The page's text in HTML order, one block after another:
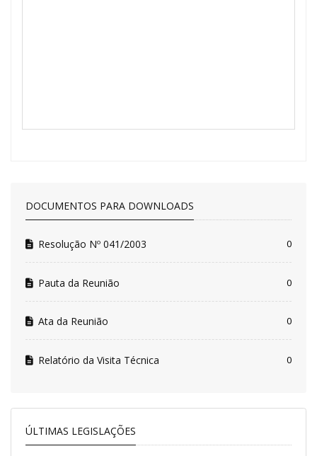
DOCUMENTOS PARA DOWNLOADS
Resolução Nº 041/2003 0
Pauta da Reunião 0
Ata da Reunião 0
Relatório da Visita Técnica 0
ÚLTIMAS LEGISLAÇÕES